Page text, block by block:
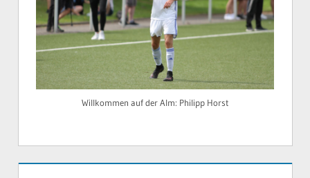
Willkommen auf der Alm: Philipp Horst